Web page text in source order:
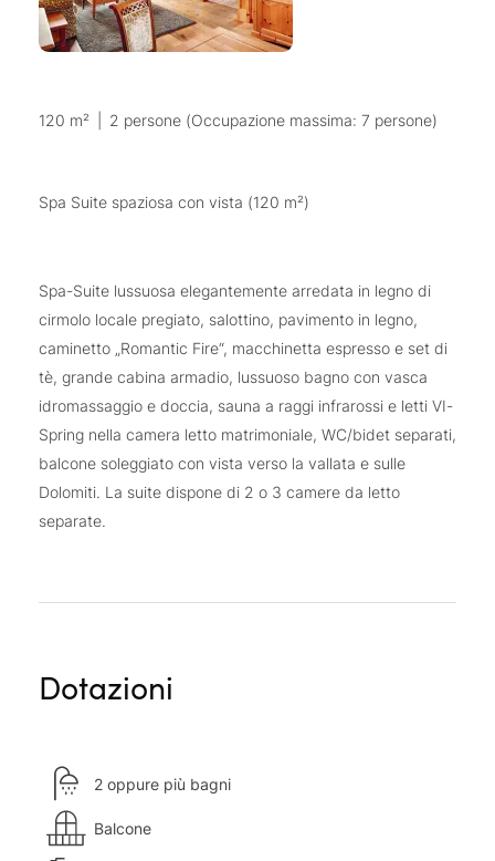
120 m² 2 persone (Occupazione massima: 7 persone)
Spa Suite spaziosa con vista (120 m²)
Spa-Suite lussuosa elegantemente arredata in legno di
cirmolo locale pregiato, salottino, pavimento in legno,
caminetto „Romantic Fire“, macchinetta espresso e set di
tè, grande cabina armadio, lussuoso bagno con vasca
idromassaggio e doccia, sauna a raggi infrarossi e letti VI-
Spring nella camera letto matrimoniale, WC/bidet separati,
balcone soleggiato con vista verso la vallata e sulle
Dolomiti. La suite dispone di 2 o 3 camere da letto
separate.
Dotazioni
2 oppure più bagni
Balcone